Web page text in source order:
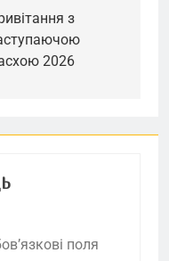
з
2026
поля